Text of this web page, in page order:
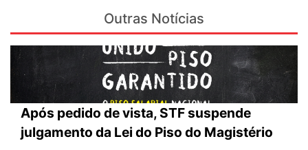
Outras Notícias
Após pedido de vista, STF suspende
julgamento da Lei do Piso do Magistério